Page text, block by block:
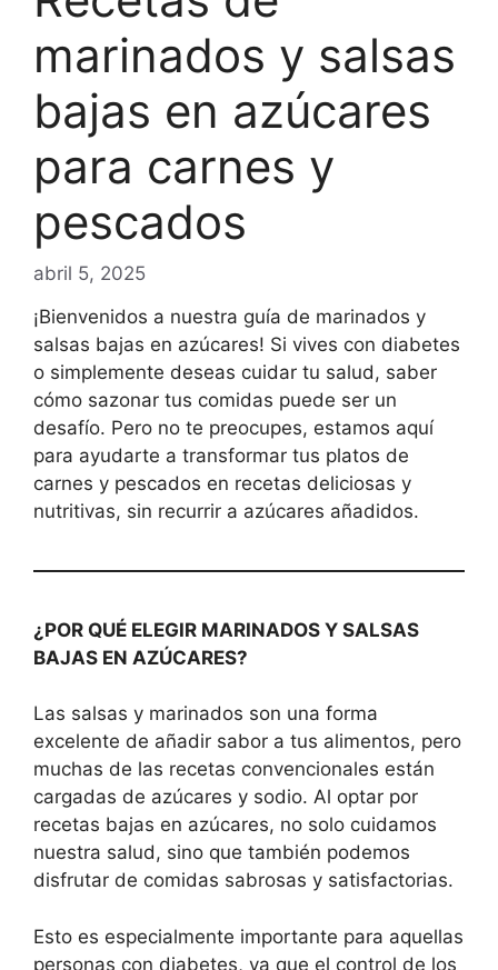
marinados y salsas
bajas en azúcares
para carnes y
pescados
abril 5, 2025
¡Bienvenidos a nuestra guía de marinados y
salsas bajas en azúcares! Si vives con diabetes
o simplemente deseas cuidar tu salud, saber
cómo sazonar tus comidas puede ser un
desafío. Pero no te preocupes, estamos aquí
para ayudarte a transformar tus platos de
carnes y pescados en recetas deliciosas y
nutritivas, sin recurrir a azúcares añadidos.
¿POR QUÉ ELEGIR MARINADOS Y SALSAS
BAJAS EN AZÚCARES?
Las salsas y marinados son una forma
excelente de añadir sabor a tus alimentos, pero
muchas de las recetas convencionales están
cargadas de azúcares y sodio. Al optar por
recetas bajas en azúcares, no solo cuidamos
nuestra salud, sino que también podemos
disfrutar de comidas sabrosas y satisfactorias.
Esto es especialmente importante para aquellas
personas con diabetes, ya que el control de los